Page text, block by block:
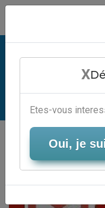
Logiciel
X
Etes-vous
Oui, je